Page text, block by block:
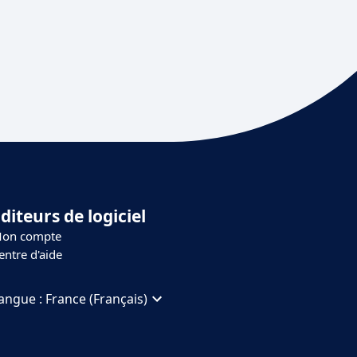
de logiciel
compte
d'aide
: France (Français)